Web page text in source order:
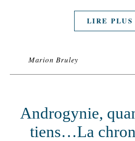
LIRE PLUS
Marion Bruley
Androgynie,
tiens…La